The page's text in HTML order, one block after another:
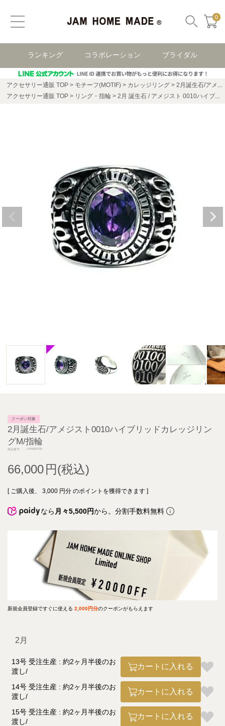
0
ランキング コラボレーション ブライダル
アクセサリー通販 TOP モチーフ(MOTIF) カレッジリング
2月誕生石/アメジスト0010ハイブリッドカレッジリングM/指輪
アクセサリー通販 TOP
リング・指輪 2月 誕生石 / アメジスト 0010ハイブリッド カレッジリング M / 指輪
クーポン対象
2月誕生石/アメジスト0010ハイブリッドカレッジリン
グM/指輪
商品番号 J-RI063FEB
66,000
[ ご購入後、 3,000 円分 のポイントを獲得できます ]
なら 月々5,500円から。分割手数料無料
新規会員登録ですぐに使える 2,000円分のクーポンがもらえます
2月
13号 受注生産 : 約2ヶ月半後のお
渡し
カートに入れる
14号 受注生産 : 約2ヶ月半後のお
渡し
カートに入れる
15号 受注生産 : 約2ヶ月半後のお
渡し
カートに入れる